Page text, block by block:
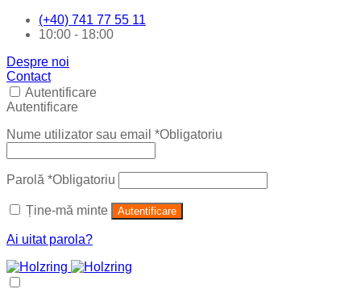
(+40) 741 77 55 11
10:00 - 18:00
Despre noi
Contact
Autentificare
Autentificare
Nume utilizator sau email *Obligatoriu
Parolă *Obligatoriu
Ține-mă minte Autentificare
Ai uitat parola?